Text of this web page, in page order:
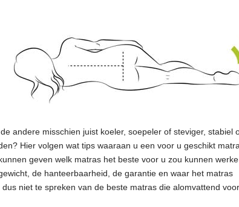
andere misschien juist koeler, soepeler of steviger, stabiel
Hier volgen wat tips waaraan u een voor u geschikt
geven welk matras het beste voor u zou kunnen
de hanteerbaarheid, de garantie en waar het matras
niet te spreken van de beste matras die alomvattend